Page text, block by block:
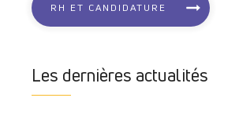
RH ET CANDIDATURE
Les dernières actualités